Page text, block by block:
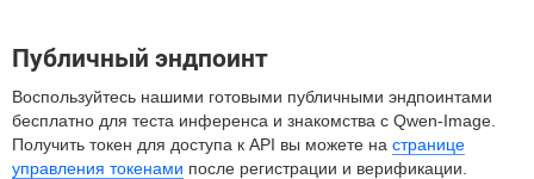
Публичный эндпоинт
Воспользуйтесь нашими готовыми публичными эндпоинтами
бесплатно для теста инференса и знакомства с Qwen-Image.
Получить токен для доступа к API вы можете на странице
управления токенами после регистрации и верификации.